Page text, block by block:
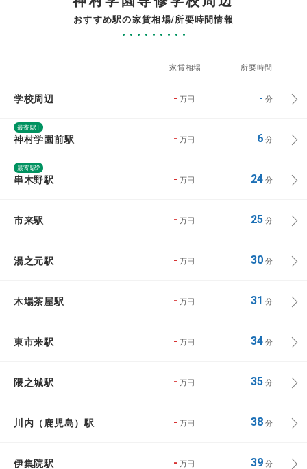
おすすめ駅の家賃相場/所要時間情報
家賃相場 所要時間
学校周辺 - 万円 - 分
最寄駅1
神村学園前駅 - 万円 6分
最寄駅2
串木野駅 - 万円 24分
市来駅 - 万円 25分
湯之元駅 - 万円 30分
木場茶屋駅 - 万円 31 分
東市来駅 - 万円 34分
隈之城駅 - 万円 35分
川内（鹿児島）駅 - 万円 38分
伊集院駅 - 万円 39分